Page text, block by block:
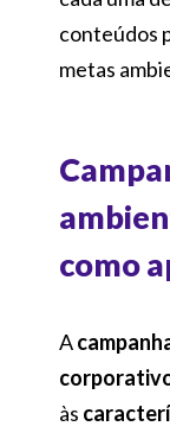
conteúdos
metas
como
A
às